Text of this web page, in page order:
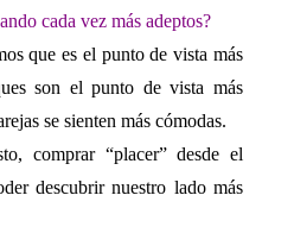
cada vez más adeptos?
que es el punto de vista más
son el punto de vista más
se sienten más cómodas.
comprar “placer” desde el
descubrir nuestro lado más